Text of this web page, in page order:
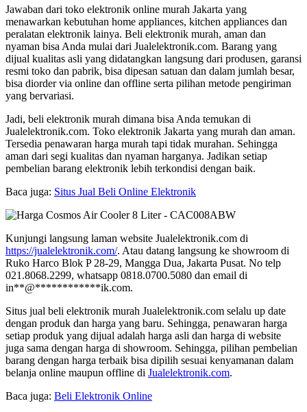
Jawaban dari toko elektronik online murah Jakarta yang
menawarkan kebutuhan home appliances, kitchen appliances dan
peralatan elektronik lainya. Beli elektronik murah, aman dan
nyaman bisa Anda mulai dari Jualelektronik.com. Barang yang
dijual kualitas asli yang didatangkan langsung dari produsen, garansi
resmi toko dan pabrik, bisa dipesan satuan dan dalam jumlah besar,
bisa diorder via online dan offline serta pilihan metode pengiriman
yang bervariasi.
Jadi, beli elektronik murah dimana bisa Anda temukan di
Jualelektronik.com. Toko elektronik Jakarta yang murah dan aman.
Tersedia penawaran harga murah tapi tidak murahan. Sehingga
aman dari segi kualitas dan nyaman harganya. Jadikan setiap
pembelian barang elektronik lebih terkondisi dengan baik.
Baca juga: Situs Jual Beli Online Elektronik
Kunjungi langsung laman website Jualelektronik.com di
https://jualelektronik.com/. Atau datang langsung ke showroom di
Ruko Harco Blok P 28-29, Mangga Dua, Jakarta Pusat. No telp
021.8068.2299, whatsapp 0818.0700.5080 dan email di
in**@************ik.com.
Situs jual beli elektronik murah Jualelektronik.com selalu up date
dengan produk dan harga yang baru. Sehingga, penawaran harga
setiap produk yang dijual adalah harga asli dan harga di website
juga sama dengan harga di showroom. Sehingga, pilihan pembelian
barang dengan harga terbaik bisa dipilih sesuai kenyamanan dalam
belanja online maupun offline di Jualelektronik.com.
Baca juga: Beli Elektronik Online